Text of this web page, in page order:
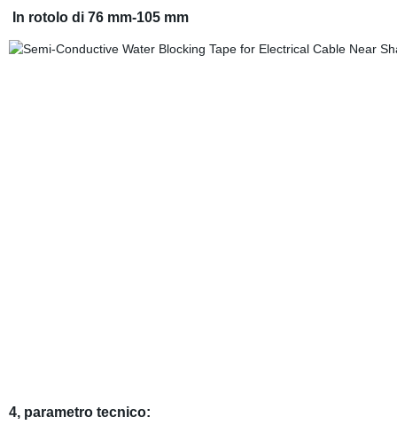
In rotolo di 76 mm-105 mm
4,parametro tecnico: